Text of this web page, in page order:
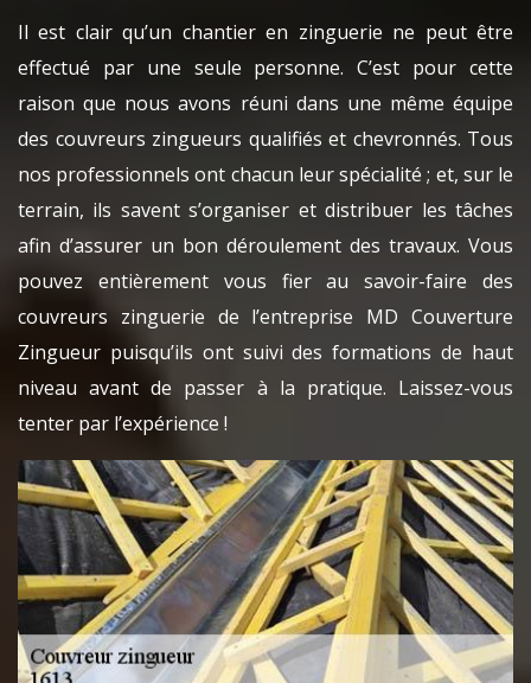
Il est clair qu’un chantier en zinguerie ne peut être
effectué par une seule personne. C’est pour cette
raison que nous avons réuni dans une même équipe
des couvreurs zingueurs qualifiés et chevronnés. Tous
nos professionnels ont chacun leur spécialité ; et, sur le
terrain, ils savent s’organiser et distribuer les tâches
afin d’assurer un bon déroulement des travaux. Vous
pouvez entièrement vous fier au savoir-faire des
couvreurs zinguerie de l’entreprise MD Couverture
Zingueur puisqu’ils ont suivi des formations de haut
niveau avant de passer à la pratique. Laissez-vous
tenter par l’expérience !